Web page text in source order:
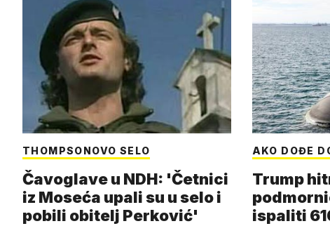
THOMPSONOVO SELO
Čavoglave u NDH: 'Četnici
iz Moseća upali su u selo i
pobili obitelj Perković'
AKO DOĐE
Trump
ispaliti